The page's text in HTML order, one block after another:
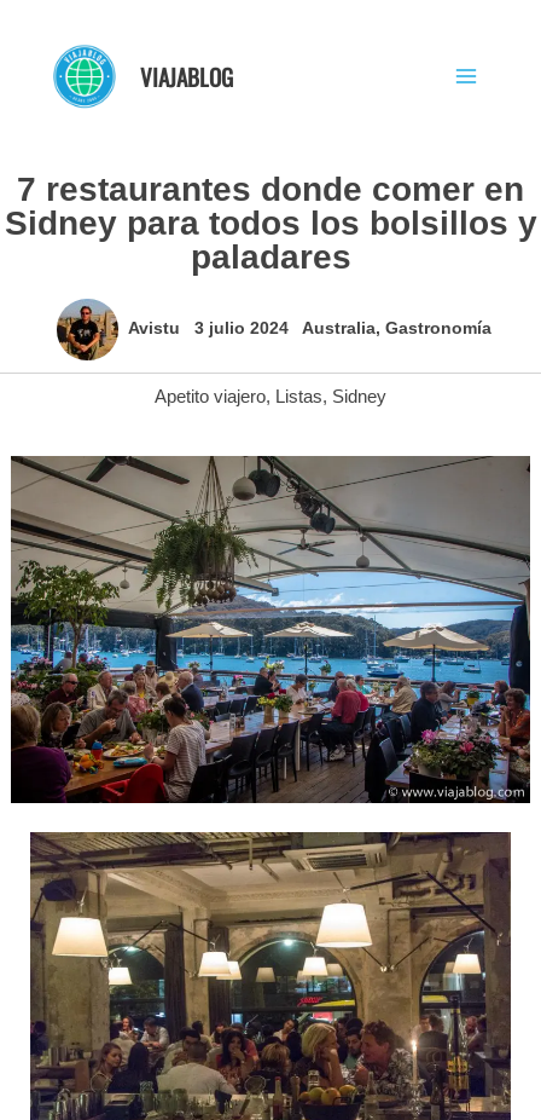
contenido
VIAJABLOG
7 restaurantes donde comer en
Sidney para todos los bolsillos y
paladares
Avistu 3 julio 2024 Australia, Gastronomía
Apetito viajero, Listas, Sidney